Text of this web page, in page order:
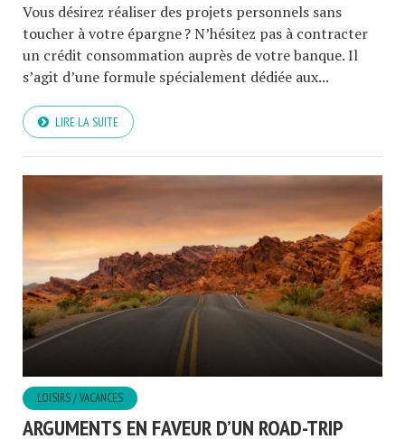
Vous désirez réaliser des projets personnels sans
toucher à votre épargne ? N’hésitez pas à contracter
un crédit consommation auprès de votre banque. Il
s’agit d’une formule spécialement dédiée aux...
LIRE LA SUITE
LOISIRS / VACANCES
ARGUMENTS EN FAVEUR D’UN ROAD-TRIP